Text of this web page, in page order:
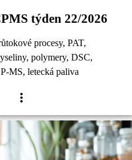
týden 22/2026
procesy, PAT,
polymery, DSC,
MS, letecká paliva